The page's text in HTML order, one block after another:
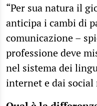
“Per sua natura il
anticipa i cambi di
comunicazione –
professione deve
nel sistema dei
internet e dai social